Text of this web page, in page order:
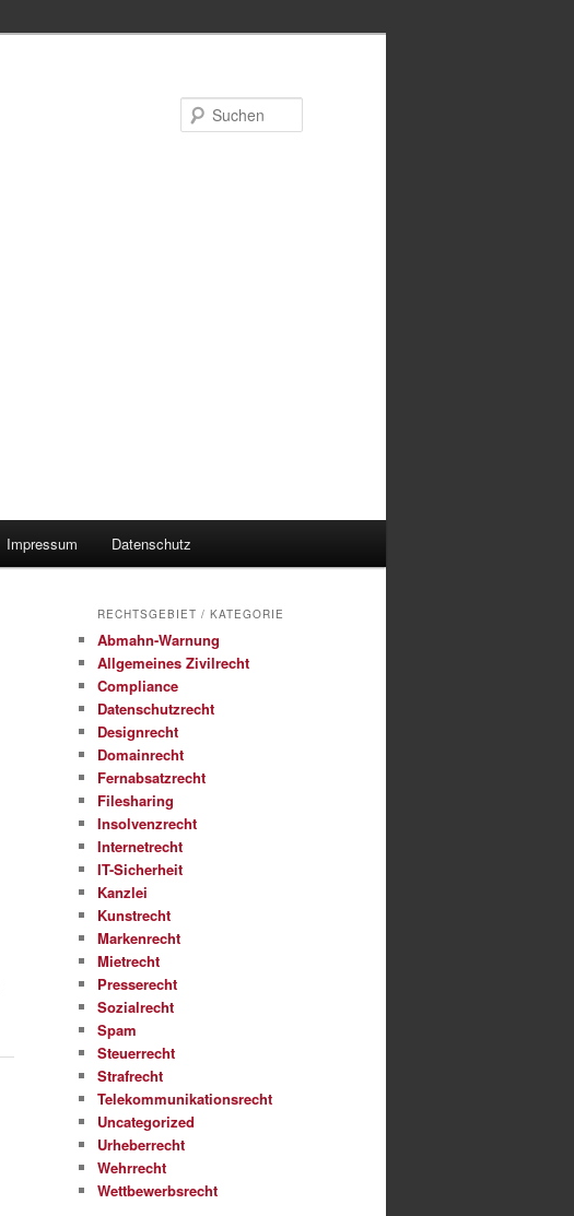
Impressum Datenschutz
RECHTSGEBIET / KATEGORIE
Abmahn-Warnung
Allgemeines Zivilrecht
Compliance
Datenschutzrecht
Designrecht
Domainrecht
Fernabsatzrecht
Filesharing
Insolvenzrecht
Internetrecht
IT-Sicherheit
Kanzlei
Kunstrecht
Markenrecht
Mietrecht
Presserecht
Sozialrecht
Spam
Steuerrecht
Strafrecht
Telekommunikationsrecht
Uncategorized
Urheberrecht
Wehrrecht
Wettbewerbsrecht